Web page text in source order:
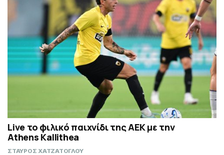
Live το φιλικό παιχνίδι της ΑΕΚ με την
Athens Kallithea
ΣΤΑΥΡΟΣ ΧΑΤΖΑΤΟΓΛΟΥ